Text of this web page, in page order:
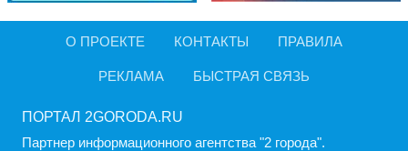
О ПРОЕКТЕ КОНТАКТЫ ПРАВИЛА
РЕКЛАМА БЫСТРАЯ СВЯЗЬ
ПОРТАЛ 2GORODA.RU
Партнер информационного агентства "2 города".